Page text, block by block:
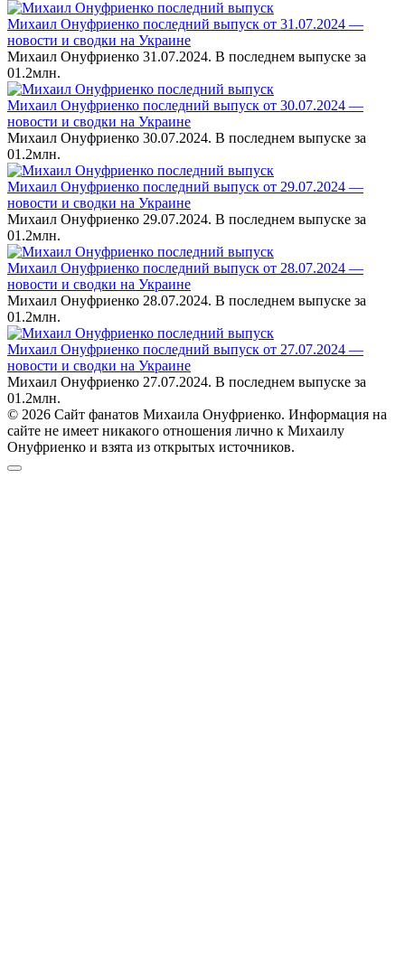
Михаил Онуфриенко последний выпуск от 31.07.2024 —
новости и сводки на Украине
Михаил Онуфриенко 31.07.2024. В последнем выпуске за
01.2млн.
Михаил Онуфриенко последний выпуск от 30.07.2024 —
новости и сводки на Украине
Михаил Онуфриенко 30.07.2024. В последнем выпуске за
01.2млн.
Михаил Онуфриенко последний выпуск от 29.07.2024 —
новости и сводки на Украине
Михаил Онуфриенко 29.07.2024. В последнем выпуске за
01.2млн.
Михаил Онуфриенко последний выпуск от 28.07.2024 —
новости и сводки на Украине
Михаил Онуфриенко 28.07.2024. В последнем выпуске за
01.2млн.
Михаил Онуфриенко последний выпуск от 27.07.2024 —
новости и сводки на Украине
Михаил Онуфриенко 27.07.2024. В последнем выпуске за
01.2млн.
© 2026 Сайт фанатов Михаила Онуфриенко. Информация на
сайте не имеет никакого отношения лично к Михаилу
Онуфриенко и взята из открытых источников.